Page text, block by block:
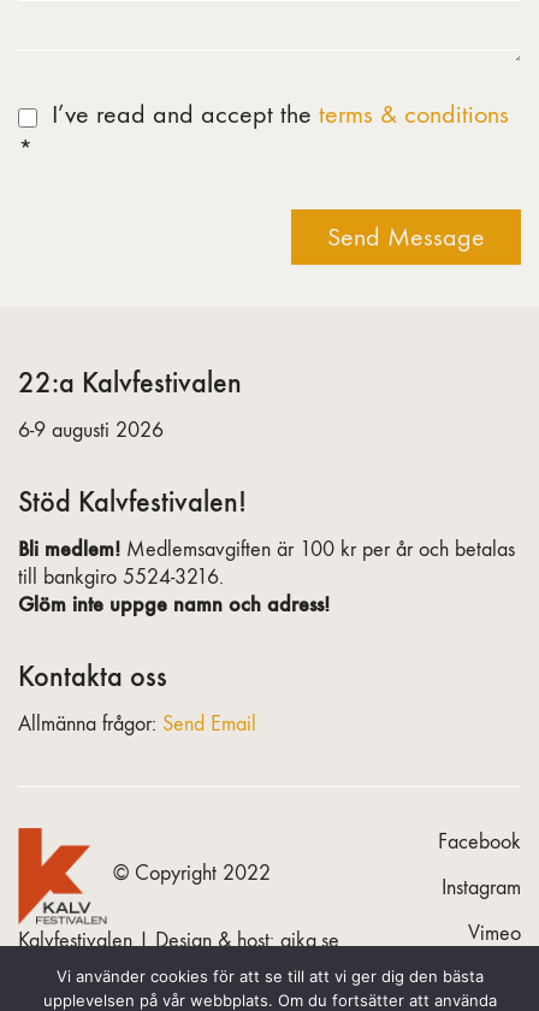
I’ve read and accept the terms & conditions
*
Send Message
22:a Kalvfestivalen
6-9 augusti 2026
Stöd Kalvfestivalen!
Bli medlem! Medlemsavgiften är 100 kr per år och betalas
till bankgiro 5524-3216.
Glöm inte uppge namn och adress!
Kontakta oss
Allmänna frågor: Send Email
Facebook
Instagram
Vimeo
© Copyright 2022
Kalvfestivalen | Design & host:gika.se
Vi använder cookies för att se till att vi ger dig den bästa
upplevelsen på vår webbplats. Om du fortsätter att använda